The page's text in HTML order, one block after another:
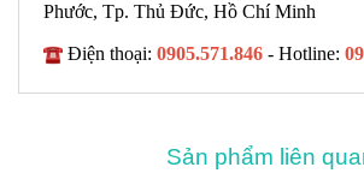
Phước, Tp. Thủ Đức, Hồ Chí Minh
Điện thoại: 0905.571.846 - Hotline:
Sản phẩm liên